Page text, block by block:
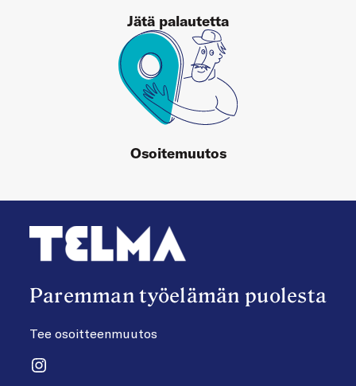
Jätä palautetta
Osoitemuutos
Paremman työelämän puolesta
Tee osoitteenmuutos
Instagram